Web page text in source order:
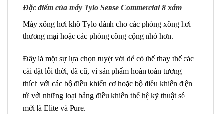
Đặc điểm của máy Tylo Sense Commercial 8 xám
Máy xông hơi khô Tylo dành cho các phòng xông hơi
thương mại hoặc các phòng công cộng nhỏ hơn.
Đây là một sự lựa chọn tuyệt vời để có thể thay thế các
cài đặt lỗi thời, đã cũ, vì sản phẩm hoàn toàn tương
thích với các bộ điều khiển cơ hoặc bộ điều khiển điện
tử với những loại bảng điều khiển thế hệ kỹ thuật số
mới là Elite và Pure.